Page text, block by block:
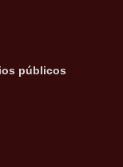
públicos